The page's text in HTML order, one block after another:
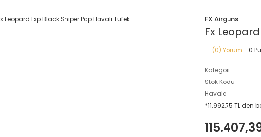
FX Airguns
Fx
(0) Yorum - 0
Kategori
Stok Kodu
Havale
*11.992,75 TL den